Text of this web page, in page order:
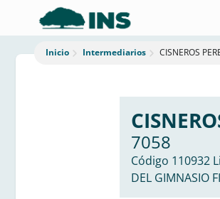
Inicio Intermediarios CISNEROS
7058
Código 110932
DEL GIMNASIO